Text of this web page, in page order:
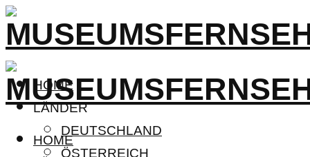
HOME
LÄNDER
DEUTSCHLAND
ÖSTERREICH
HOME